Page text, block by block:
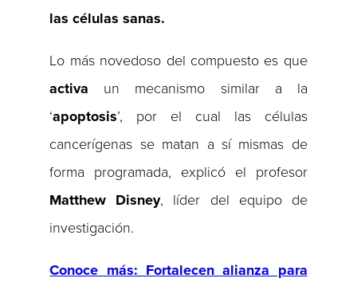
las células sanas.
Lo más novedoso del compuesto es que
activa un mecanismo similar a la
‘apoptosis’, por el cual las células
cancerígenas se matan a sí mismas de
forma programada, explicó el profesor
Matthew Disney, líder del equipo de
investigación.
Conoce más: Fortalecen alianza para